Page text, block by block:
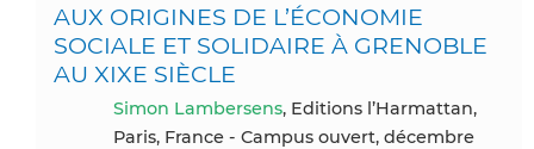
AUX ORIGINES DE L’ÉCONOMIE
SOCIALE ET SOLIDAIRE À GRENOBLE
AU XIXE SIÈCLE
Simon Lambersens, Editions l’Harmattan,
Paris, France - Campus ouvert, décembre